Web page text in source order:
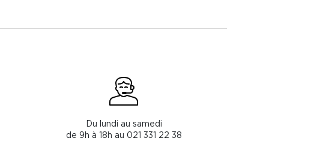
Du lundi au samedi
de 9h à 18h au 021 331 22 38